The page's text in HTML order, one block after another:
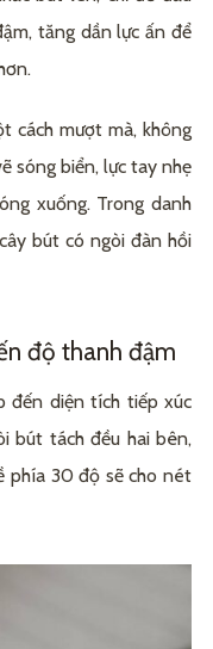
tăng dần lực ấn để
cách mượt mà, không
sóng biển, lực tay nhẹ
xuống. Trong danh
bút có ngòi đàn hồi
độ thanh đậm
đến diện tích tiếp xúc
bút tách đều hai bên,
phía 30 độ sẽ cho nét